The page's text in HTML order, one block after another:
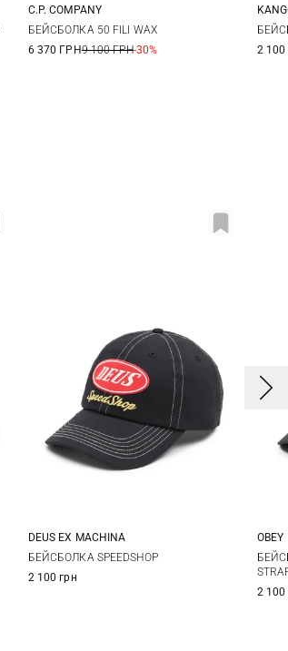
One size
C.P. COMPANY
БЕЙСБОЛКА 50 FILI WAX
6 370 ГРН9 100 ГРН-30%
2
One size
DEUS EX MACHINА
БЕЙСБОЛКА SPEEDSHOP
2 100 грн
OBEY
2 100